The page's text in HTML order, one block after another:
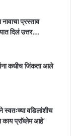
प्रस्ताव
दिलं उत्तर….
कधीच जिंकता आले
स्वतःच्या वडिलांशीच
काय प्राॅब्लेम आहे’